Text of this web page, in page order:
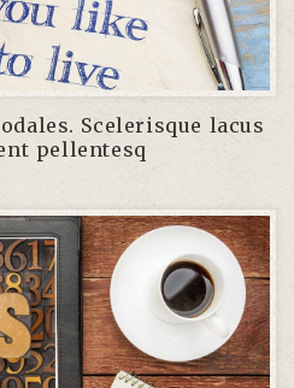
Scelerisque lacus
pellentesq